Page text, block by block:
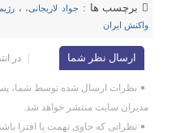
برچسب ها : جواد لاریجانی، ،
واکنش ایران
ارسال نظر شما در
نظرات ارسال شده توسط شما، پس
مدیران سایت منتشر خواهد شد.
نظراتی که حاوی تهمت یا افترا